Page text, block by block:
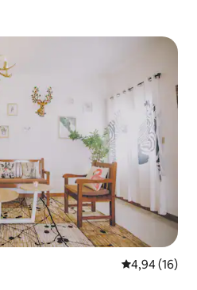
4,94 de uma
4,94 (16)